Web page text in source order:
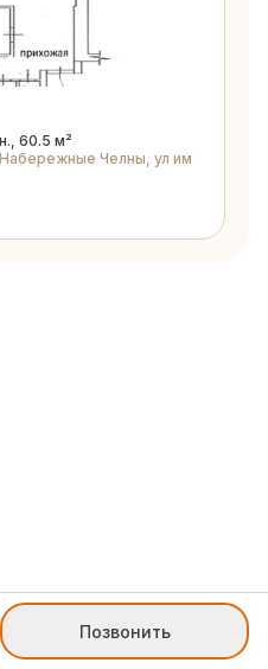
Позвонить
60.5 м²
Челны, ул им